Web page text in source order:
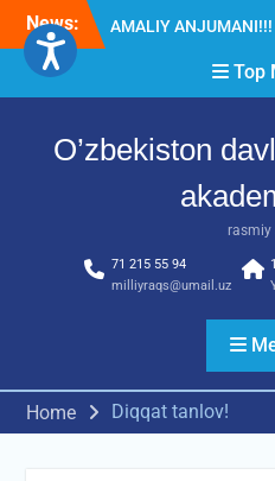
Skip
content
News:
Diqqat e’lon!
2026” tadbiri bo‘lib
RESPUBLIKA ILMIY-
Top
O’zbekiston
rasmiy
71 215 55 94
milliyraqs@umail.uz
Home Diqqat tanlov!